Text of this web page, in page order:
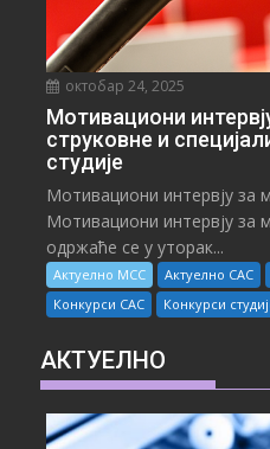
октобар 24, 2025
Мотивациони
струковне и
студије
Мотивациони интервју за
Мотивациони интервју за
одржаће се у уторак...
Актуелно МСС Актуелно САС
Конкурси САС
Конкурси
АКТУЕЛНО